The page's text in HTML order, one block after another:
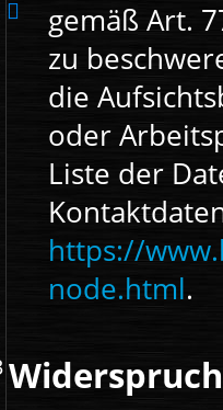
gemäß Art.
zu
die
oder
Liste der
https://
node.html.